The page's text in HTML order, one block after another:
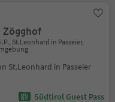
Zögghof
St.Leonhard in Passeier,
St.Leonhard in Passeier
Südtirol Guest Pass